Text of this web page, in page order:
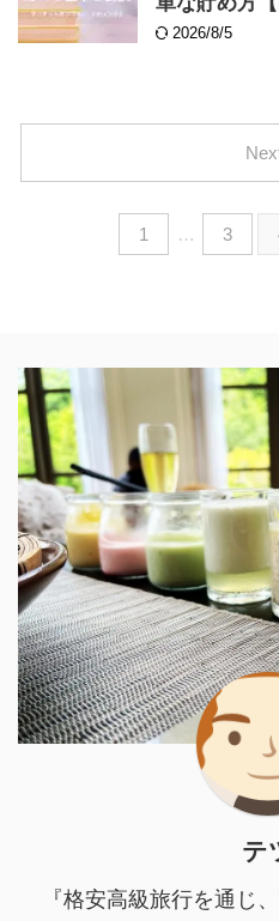
2026/8/5
1 … 3
テ
『格安高級旅行を通じ